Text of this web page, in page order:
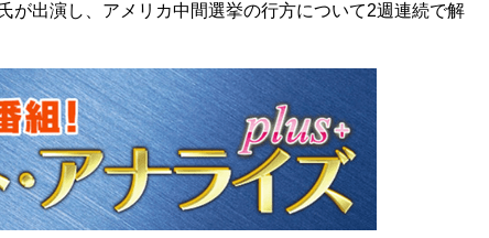
が出演し、アメリカ中間選挙の行方について2週連続で解